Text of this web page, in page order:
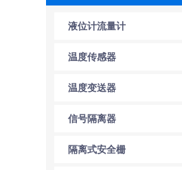
液位计流量计
温度传感器
温度变送器
信号隔离器
隔离式安全栅